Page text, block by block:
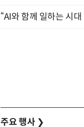
“AI와 함께 일하는 시
주요 행사 ❯